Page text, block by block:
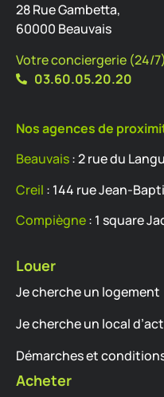
28 Rue Gambetta,
60000 Beauvais
Votre conciergerie (24/7)
03.60.05.20.20
Nos agences de
Beauvais: 2 rue du
Creil : 144 rue Jean-
Compiègne: 1 square
Louer
Je cherche un logement
Je cherche un local
Démarches et
Acheter